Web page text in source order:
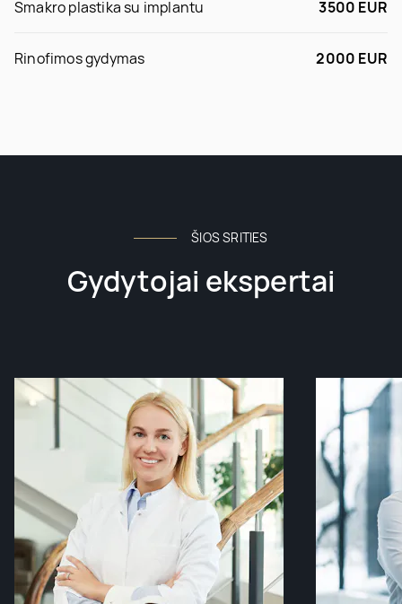
Smakro plastika su implantu 3500 EUR
Rinofimos gydymas 2000 EUR
ŠIOS SRITIES
Gydytojai ekspertai